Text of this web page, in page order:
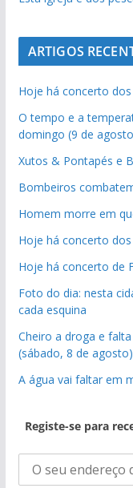
ARTIGOS
Hoje há concerto
O tempo e a
domingo (9 de
Xutos & Pontapés e
Bombeiros
Homem morre em
Hoje há concerto
Hoje há concerto de
Foto do dia: nesta
cada esquina
Cheiro a droga e
(sábado, 8 de agosto)
A água vai faltar em
Registe-se para